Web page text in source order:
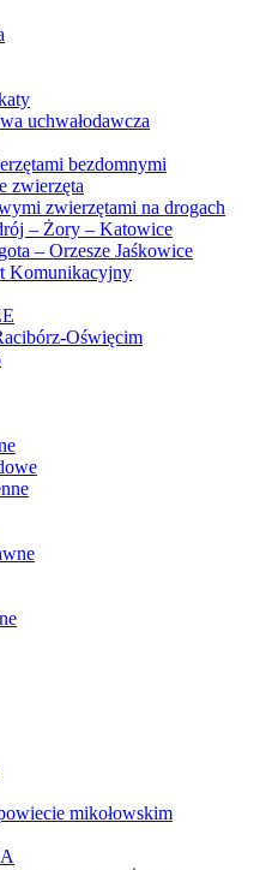
uchwałodawcza
bezdomnymi
zwierzęta
zwierzętami na drogach
– Żory – Katowice
– Orzesze Jaśkowice
Komunikacyjny
Oświęcim
mikołowskim